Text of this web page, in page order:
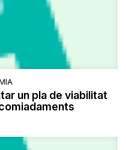
un pla de viabilitat